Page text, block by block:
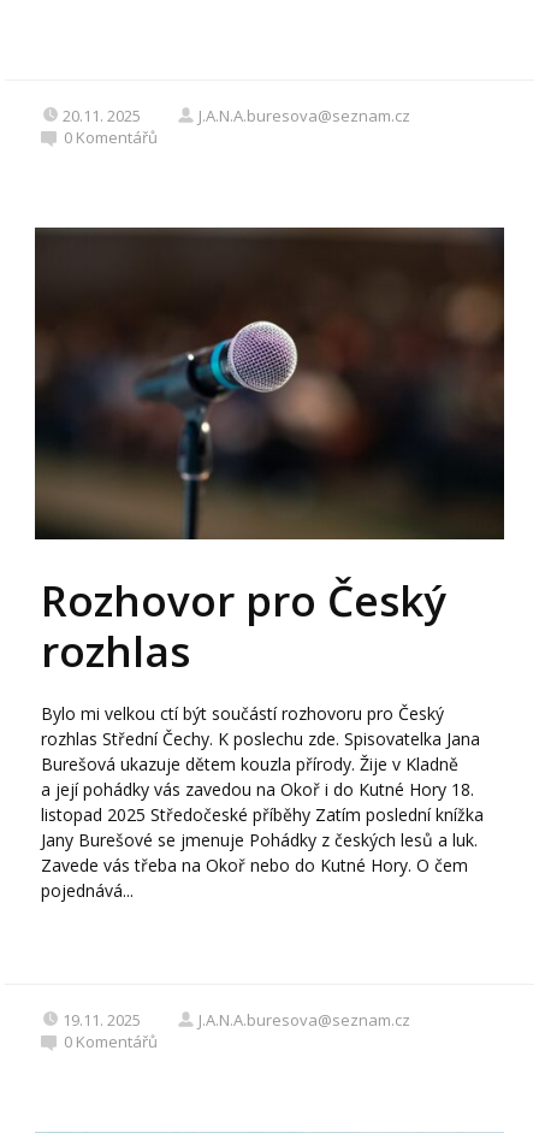
20.11. 2025
J.A.N.A.buresova@seznam.cz
0 Komentářů
Rozhovor pro Český
rozhlas
Bylo mi velkou ctí být součástí rozhovoru pro Český
rozhlas Střední Čechy. K poslechu zde. Spisovatelka Jana
Burešová ukazuje dětem kouzla přírody. Žije v Kladně
a její pohádky vás zavedou na Okoř i do Kutné Hory 18.
listopad 2025 Středočeské příběhy Zatím poslední knížka
Jany Burešové se jmenuje Pohádky z českých lesů a luk.
Zavede vás třeba na Okoř nebo do Kutné Hory. O čem
pojednává...
19.11. 2025
J.A.N.A.buresova@seznam.cz
0 Komentářů